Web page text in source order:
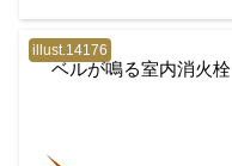
illust.14176
ベルが鳴る室内消火栓